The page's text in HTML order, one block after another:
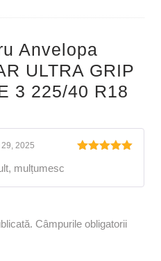
Anvelopa
ULTRA GRIP
3 225/40 R18
2025
mulțumesc
Câmpurile obligatorii